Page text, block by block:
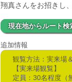
翔真さんをお招きし
現在地からルート検
追加情報
観覧方法：実来場
【実来場観覧】
定員：30名程度（